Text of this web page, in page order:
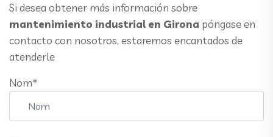
Si desea obtener más información sobre
mantenimiento industrial en Girona póngase en
contacto con nosotros, estaremos encantados de
atenderle
Nom*